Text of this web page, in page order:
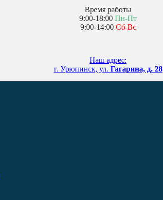
Время работы
9:00-18:00 Пн-Пт
9:00-14:00 Сб-Вс
Наш адрес:
г. Урюпинск, ул. Гагарина, д. 28